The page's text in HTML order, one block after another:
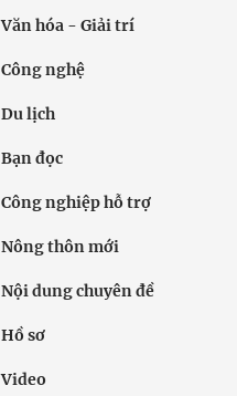
Văn hóa - Giải trí
Công nghệ
Du lịch
Bạn đọc
Công nghiệp hỗ trợ
Nông thôn mới
Nội dung chuyên đề
Hồ sơ
Video